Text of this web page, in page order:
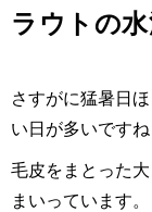
ラウトの
さすがに猛暑日
い日が多いです
毛皮をまとった
まいっています。